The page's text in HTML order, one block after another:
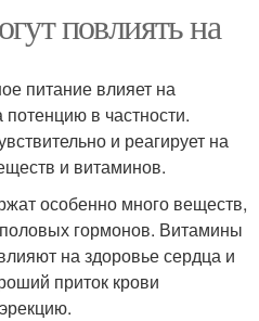
повлиять на
питание влияет на
в частности.
и реагирует на
и витаминов.
особенно много веществ,
гормонов. Витамины
на здоровье сердца и
приток крови